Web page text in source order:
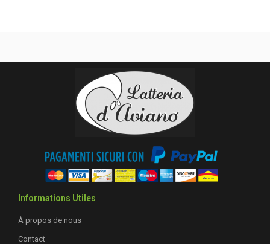
Informations Utiles
À propos de nous
Contact